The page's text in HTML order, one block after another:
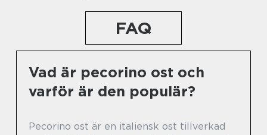
FAQ
Vad är pecorino ost och
varför är den populär?
Pecorino ost är en italiensk ost tillverkad